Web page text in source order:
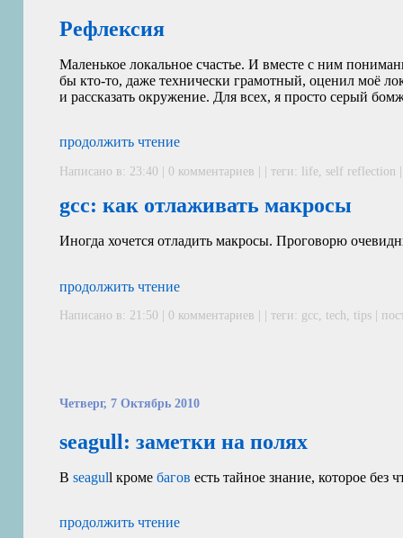
Рефлексия
Маленькое локальное счастье. И вместе с ним
бы кто-то, даже технически грамотный, оценил моё
и рассказать окружение. Для всех, я просто серый
продолжить чтение
Написано в: 23:40 | 0 комментариев | | теги: life self reflection
gcc: как отлаживать макросы
Иногда хочется отладить макросы. Проговорю
продолжить чтение
Написано в: 21:50 | 0 комментариев | | теги: gcc tech tips |
Четверг, 7 Октябрь 2010
seagull: заметки на полях
Вseagull кромебагов есть тайное знание, которое без
продолжить чтение